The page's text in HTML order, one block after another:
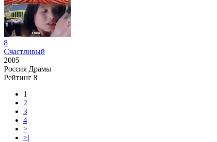
8
Счастливый
2005
Россия Драмы
Рейтинг 8
1
2
3
4
>
>|